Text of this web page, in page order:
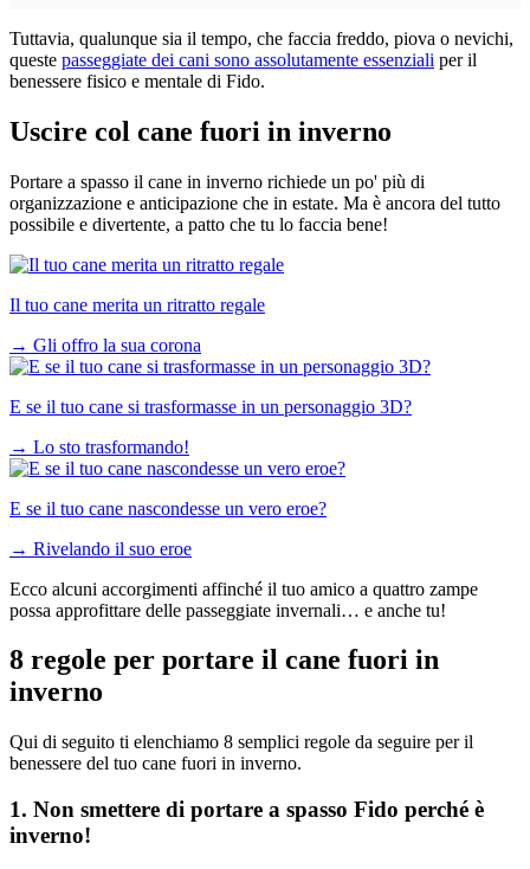
Tuttavia, qualunque sia il tempo, che faccia freddo, piova o nevichi,
queste passeggiate dei cani sono assolutamente essenziali per il
benessere fisico e mentale di Fido.
Uscire col cane fuori in inverno
Portare a spasso il cane in inverno richiede un po' più di
organizzazione e anticipazione che in estate. Ma è ancora del tutto
possibile e divertente, a patto che tu lo faccia bene!
Il tuo cane merita un ritratto regale
→ Gli offro la sua corona
E se il tuo cane si trasformasse in un personaggio 3D?
→ Lo sto trasformando!
E se il tuo cane nascondesse un vero eroe?
→ Rivelando il suo eroe
Ecco alcuni accorgimenti affinché il tuo amico a quattro zampe
possa approfittare delle passeggiate invernali… e anche tu!
8 regole per portare il cane fuori in
inverno
Qui di seguito ti elenchiamo 8 semplici regole da seguire per il
benessere del tuo cane fuori in inverno.
1. Non smettere di portare a spasso Fido perché è
inverno!